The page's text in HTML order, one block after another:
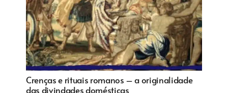
A Genealogia da Heresia e Bruxaria –
Processos da Inquisição Portuguesa